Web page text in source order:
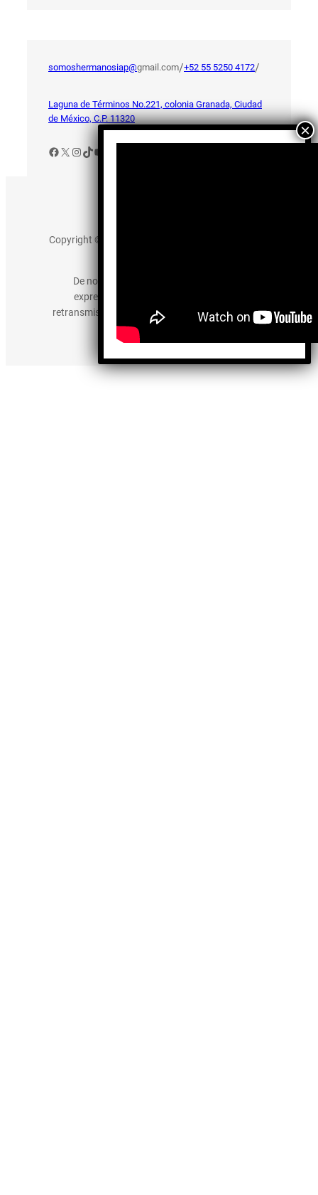
somoshermanosiap@gmail.com/+52 55 5250 4172/
Laguna de Términos No.221, colonia Granada, Ciudad
de México, C.P. 11320
Facebook
X Instagram
TikTok
YouTube
Copyright © 2025 somos-hermanos.mx. Todos los
De no existir previa autorización, queda
expresamente prohibida la publicación,
retransmisión, edición y cualquier otro uso de los
contenidos.